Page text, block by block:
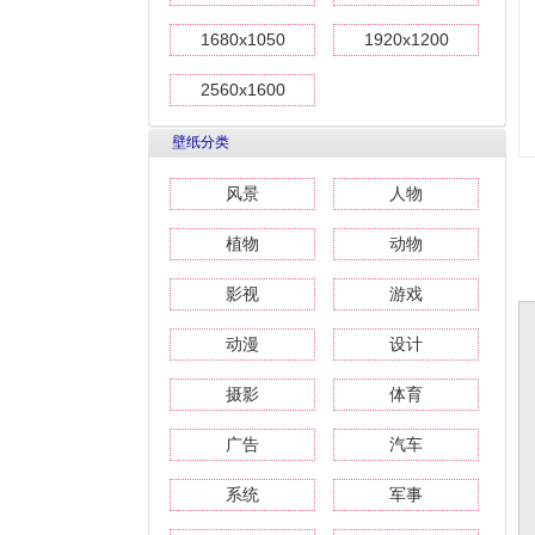
1680x1050 1920x1200
2560x1600
壁纸分类
风景 人物
植物 动物
影视 游戏
动漫 设计
摄影 体育
广告 汽车
系统 军事